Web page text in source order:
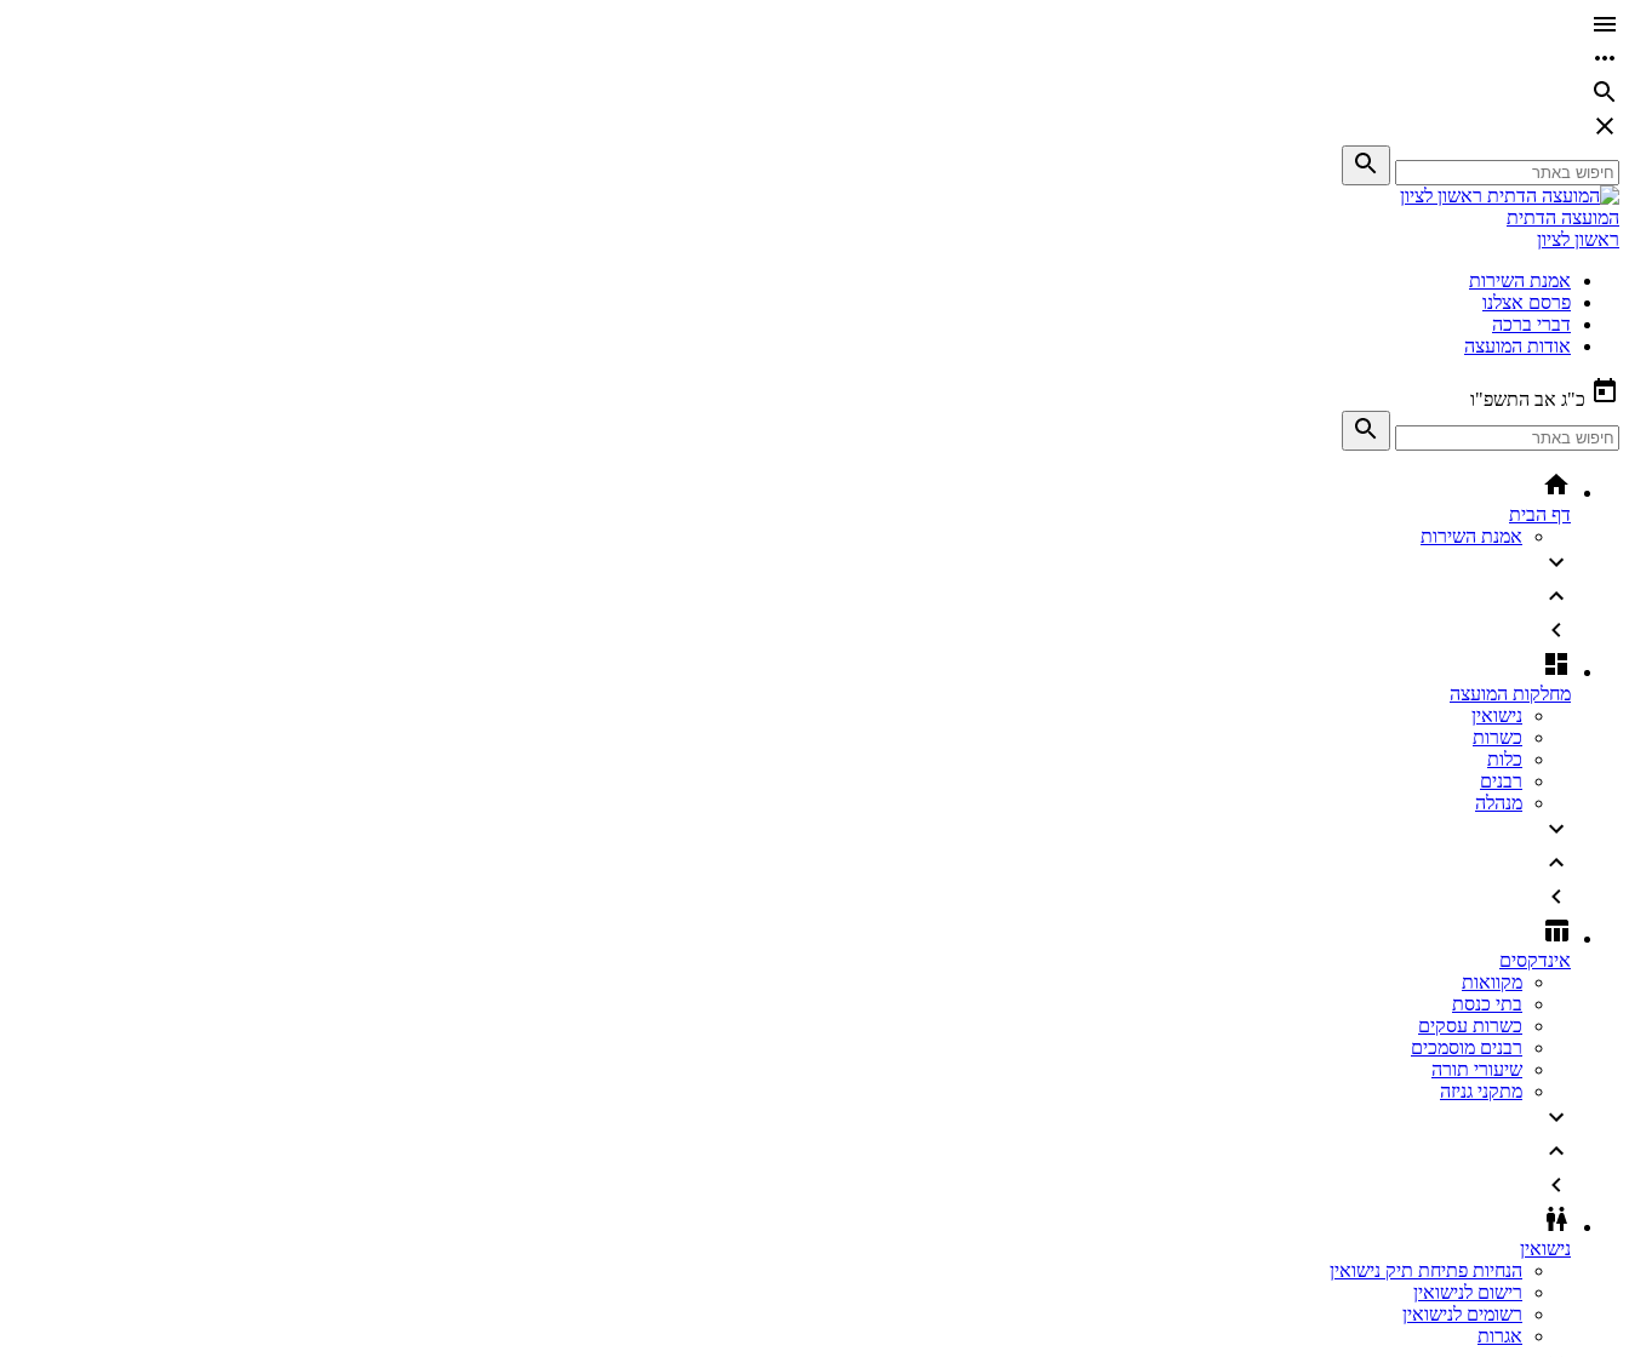
המועצה הדתית
ראשון לציון
אמנת השירות
פרסם אצלנו
דברי ברכה
אודות המועצה
כ"ג אב התשפ"ו
דף הבית
אמנת השירות
מחלקות המועצה
נישואין
כשרות
כלות
רבנים
מנהלה
אינדקסים
מקוואות
בתי כנסת
כשרות עסקים
רבנים מוסמכים
שיעורי תורה
מתקני גניזה
נישואין
הנחיות פתיחת תיק נישואין
רישום לנישואין
רשומים לנישואין
אגרות